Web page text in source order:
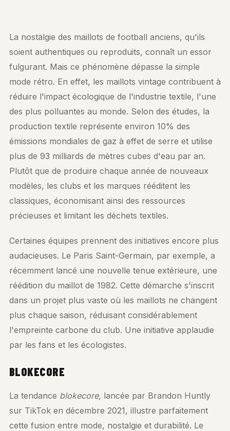
La nostalgie des maillots de football anciens, qu'ils
soient authentiques ou reproduits, connaît un essor
fulgurant. Mais ce phénomène dépasse la simple
mode rétro. En effet, les maillots vintage contribuent à
réduire l'impact écologique de l'industrie textile, l'une
des plus polluantes au monde. Selon des études, la
production textile représente environ 10% des
émissions mondiales de gaz à effet de serre et utilise
plus de 93 milliards de mètres cubes d'eau par an.
Plutôt que de produire chaque année de nouveaux
modèles, les clubs et les marques rééditent les
classiques, économisant ainsi des ressources
précieuses et limitant les déchets textiles.
Certaines équipes prennent des initiatives encore plus
audacieuses. Le Paris Saint-Germain, par exemple, a
récemment lancé une nouvelle tenue extérieure, une
réédition du maillot de 1982. Cette démarche s'inscrit
dans un projet plus vaste où les maillots ne changent
plus chaque saison, réduisant considérablement
l'empreinte carbone du club. Une initiative applaudie
par les fans et les écologistes.
BLOKECORE
La tendance blokecore, lancée par Brandon Huntly
sur TikTok en décembre 2021, illustre parfaitement
cette fusion entre mode, nostalgie et durabilité. Le